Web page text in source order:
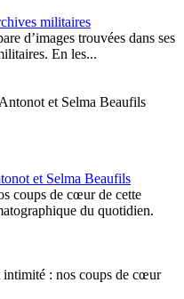
militaires
d’images trouvées dans ses
En les...
et Selma Beaufils
coups de cœur de cette
du quotidien.